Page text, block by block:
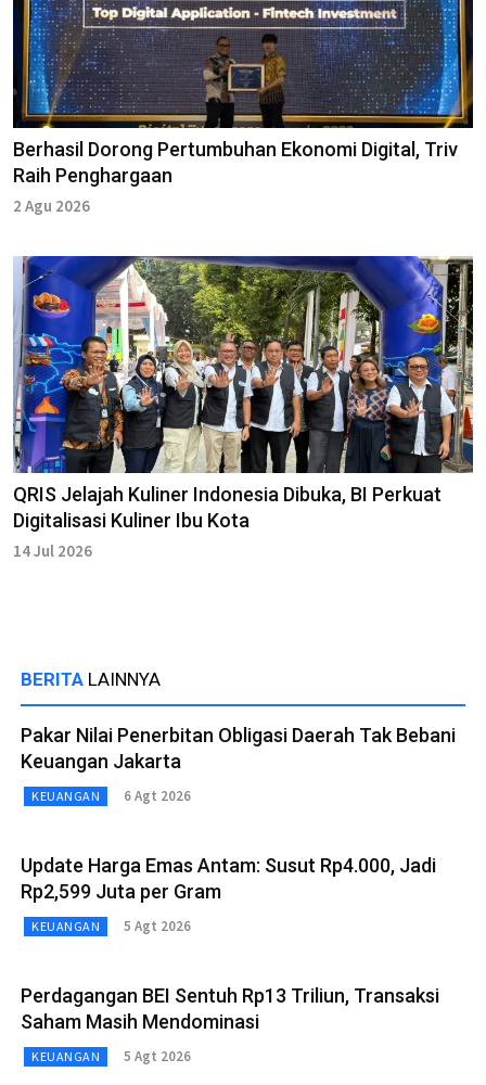
Berhasil Dorong Pertumbuhan Ekonomi Digital, Triv
Raih Penghargaan
2 Agu 2026
QRIS Jelajah Kuliner Indonesia Dibuka, BI Perkuat
Digitalisasi Kuliner Ibu Kota
14 Jul 2026
BERITA LAINNYA
Pakar Nilai Penerbitan Obligasi Daerah Tak Bebani
Keuangan Jakarta
KEUANGAN 6 Agt 2026
Update Harga Emas Antam: Susut Rp4.000, Jadi
Rp2,599 Juta per Gram
KEUANGAN 5 Agt 2026
Perdagangan BEI Sentuh Rp13 Triliun, Transaksi
Saham Masih Mendominasi
KEUANGAN 5 Agt 2026